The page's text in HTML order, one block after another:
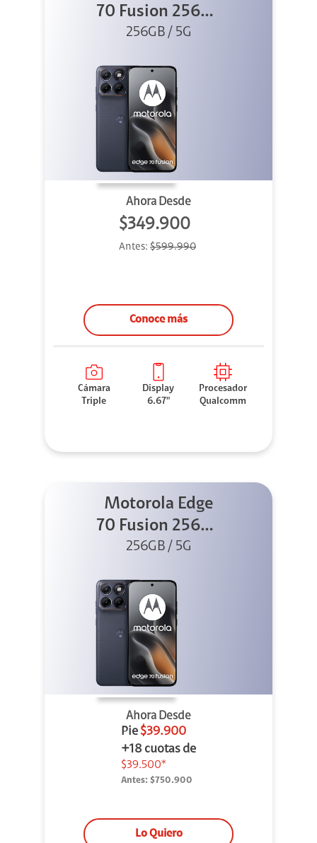
70 Fusion 256GB
Azul
256GB / 5G
Ahora Desde
$349.900
Antes: $599.990
Conoce más
Cámara
Triple
Display
6.67"
Procesador
Qualcomm
Motorola Edge
70 Fusion 256GB
Azul
256GB / 5G
Ahora Desde
Pie $39.900
+18 cuotas de
$39.500*
Antes: $750.900
Lo Quiero